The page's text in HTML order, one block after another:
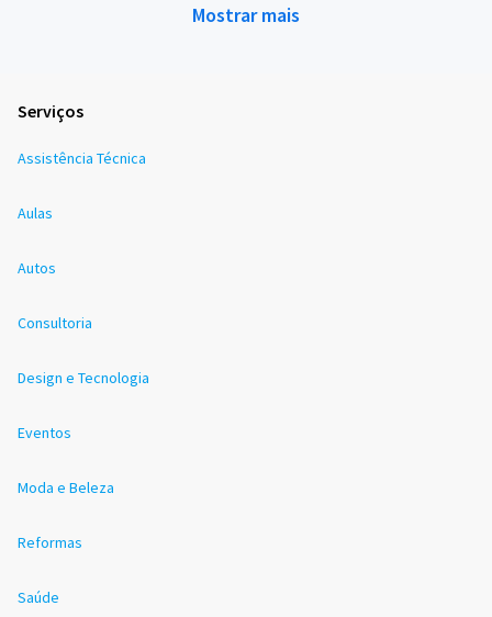
Mostrar mais
Serviços
Assistência Técnica
Aulas
Autos
Consultoria
Design e Tecnologia
Eventos
Moda e Beleza
Reformas
Saúde